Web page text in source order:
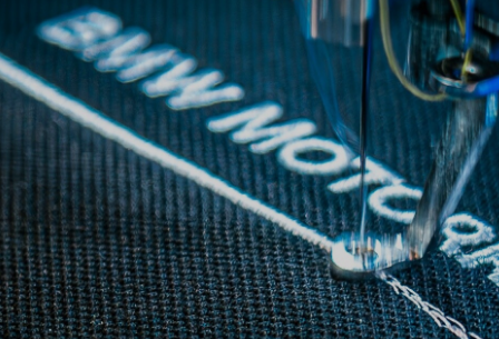
Highlight
für deine
Veranstaltung
Mit
unserer mobilen Stickerei & Druckerei
personalisieren wir Kleidung live auf deinem Event. Wir
brauchen nur einen Stromanschluss, den Rest bringen wir
mit. Easy!
#POS-Promotions #Firmenfeiern #Messen
#Konferenzen